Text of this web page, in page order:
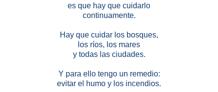
es que hay que cuidarlo
continuamente.
Hay que cuidar los bosques,
los ríos, los mares
y todas las ciudades.
Y para ello tengo un remedio:
evitar el humo y los incendios.